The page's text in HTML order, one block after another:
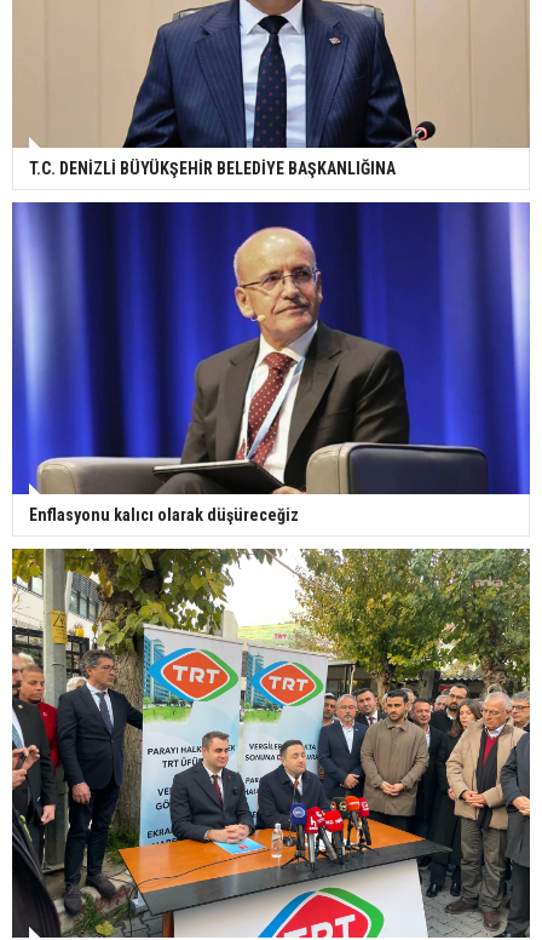
T.C. DENİZLİ BÜYÜKŞEHİR BELEDİYE BAŞKANLIĞINA
Enflasyonu kalıcı olarak düşüreceğiz